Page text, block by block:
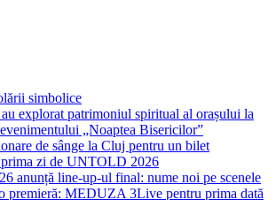
simbolice
explorat patrimoniul spiritual al orașului la
„Noaptea Bisericilor”
de sânge la Cluj pentru un bilet
zi de UNTOLD 2026
anunță line-up-ul final: nume noi pe scenele
premieră: MEDUZA 3Live pentru prima dată